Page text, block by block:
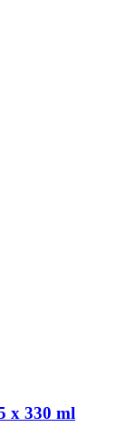
x 330 ml